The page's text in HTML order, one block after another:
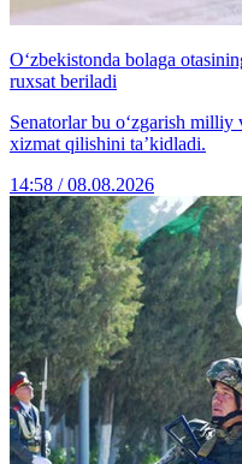
O‘zbekistonda bolaga
ruxsat beriladi
Senatorlar bu o‘zgarish milliy
xizmat qilishini ta’kidladi.
14:58 / 08.08.2026